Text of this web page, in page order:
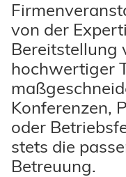
von der
Bereitstellung
hochwertiger
Konferenzen,
oder
stets die
Betreuung.